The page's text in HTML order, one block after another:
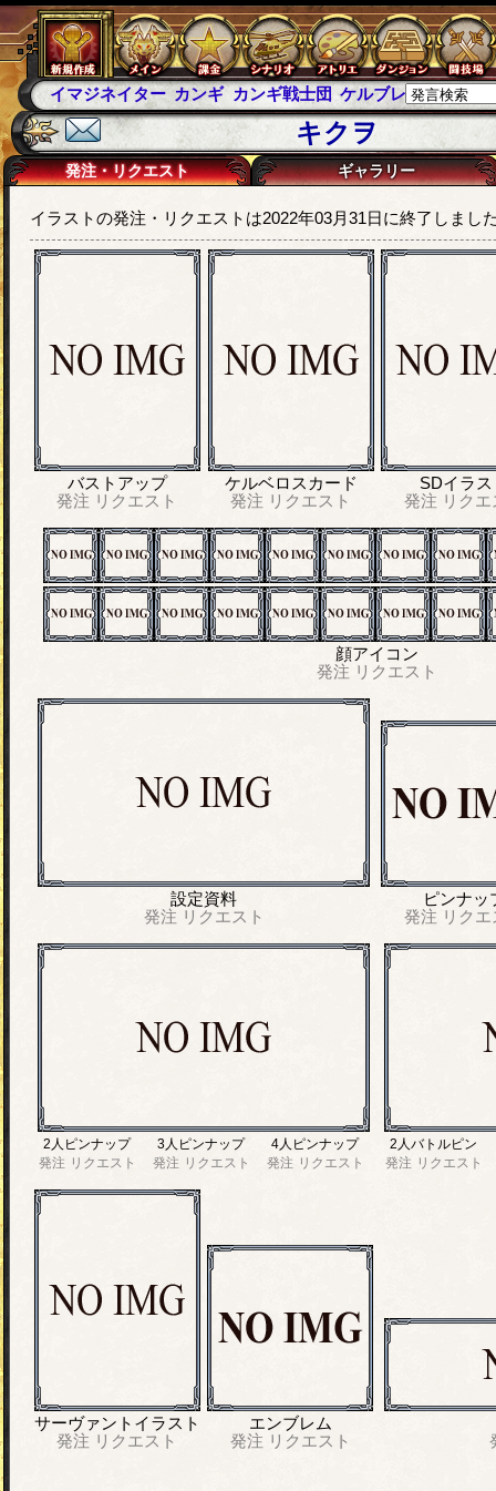
イマジネイター カンギ カンギ戦士団 ケルブレ ケルベロ
キクヲ
発注・リクエスト ギャラリー
イラストの発注・リクエストは2022年03月31日に終了しまし
バストアップ
発注 リクエスト
ケルベロスカード
発注 リクエスト
SDイラス
発注 リク
顔アイコン
発注 リクエスト
設定資料
発注 リクエスト
ピンナッ
発注 リク
2人ピンナップ
発注 リクエスト
3人ピンナップ
発注 リクエスト
4人ピンナップ
発注 リクエスト
2人バトルピン
発注 リクエスト
サーヴァントイラスト
発注 リクエスト
エンブレム
発注 リクエスト